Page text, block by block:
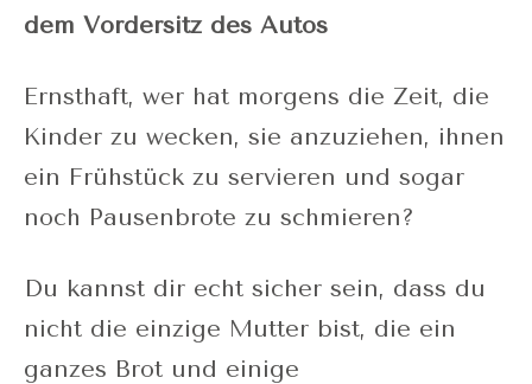
dem Vordersitz des Autos
Ernsthaft, wer hat morgens die Zeit, die
Kinder zu wecken, sie anzuziehen, ihnen
ein Frühstück zu servieren und sogar
noch Pausenbrote zu schmieren?
Du kannst dir echt sicher sein, dass du
nicht die einzige Mutter bist, die ein
ganzes Brot und einige